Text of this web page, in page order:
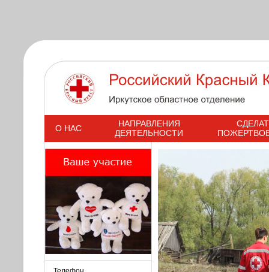
s
О НАС
НАПРАВЛЕНИЯ
ДЕЯТЕЛЬНОСТИ